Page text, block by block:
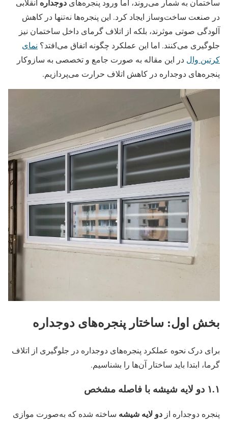
ساختمان به شمار می‌روند، اما ورود پنجره‌های
انقلابی
در صنعت ساخت‌وساز ایجاد کرد. این پنجره‌ها نه‌تنها در کاهش
آلودگی صوتی موثرند، بلکه از اتلاف گرمای داخل ساختمان نیز
جلوگیری می‌کنند. اما این عملکرد چگونه اتفاق می‌افتد؟ نمای
کرتین وال در این مقاله به صورت جامع و تخصصی به سازوکار
پنجره‌های دوجداره در کاهش اتلاف حرارت می‌پردازیم.
بخش اول: ساختار پنجره‌های دوجداره
برای درک نحوه عملکرد پنجره‌های دوجداره در جلوگیری از اتلاف
گرما، ابتدا باید ساختار آن‌ها را بشناسیم.
۱.۱ دو لایه شیشه با فاصله مشخص
پنجره دوجداره از دو لایه شیشه ساخته شده که به‌صورت موازی